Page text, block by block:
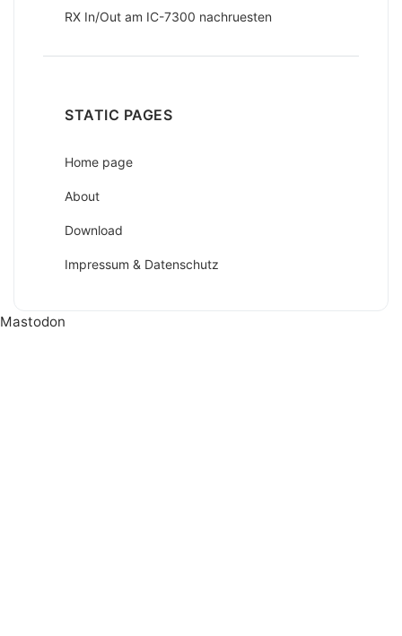
RX In/Out am IC-7300 nachruesten
STATIC PAGES
Home page
About
Download
Impressum & Datenschutz
Mastodon